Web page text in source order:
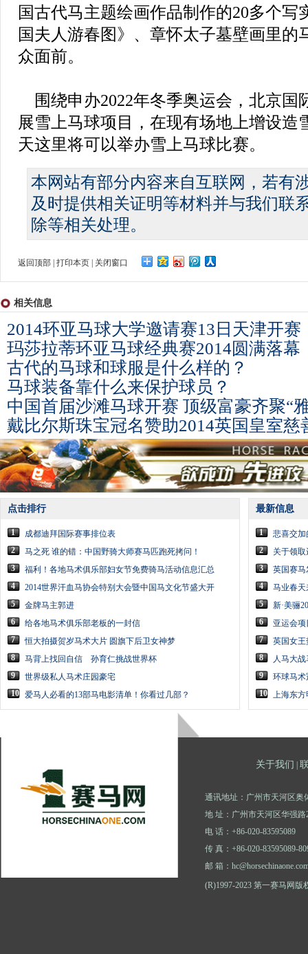
国古代马主题绘画作品制作的20多个写
国夫人游春图》、章怀太子墓壁画里的
众面前。
围绕申办2022年冬季奥运会，北京国
展雪上马球项目，在现有场地上增设造
天这里将可以举办雪上马球比赛。
本网站有部分内容来自互联网，若有
及时提供相关证明等材料并与我们联
除等相关处理。
返回顶部 打印本页 关闭窗口
相关信息
2014环亚马球大学邀请赛13日天津开赛
玛莎拉蒂环亚马球经典赛2014圆满落幕
古代的马球和球服是什么样的？
马球装备靠什么来保护球员？
中国首届沙滩马球开赛 顶级富豪齐聚“
戴比尔斯珠宝冠名赞助2014英国皇室慈
点击排行
1
成都迪拜国际赛事排位表
2
马之死 谁的错：中国野骑大师赛马匹跑死拷问！
3
福利！各地马术俱乐部妇女节免费骑马活动信息汇总
4
2014世界汗血马协会特别大会暨中国马文化节盛大开
5
金牌马主郭进
6
给各地马术俱乐部老板的一封信
7
恒大拍摄贺岁马术大片 圆旗下后卫女神梦
8
马背上找回自信 孙育仁挑战世界杯
9
世界级私人马术庄园豪宅
10 爱马人必看的13部马电影清单！你看过几部？
最新信息
1
悲喜交加
2
关于领
3
英国赛马
4
马业春
5
新·美骊
6
亚运会
7
英国女王
8
人马大
9
环球马术
10 上海东方
关于我们
通讯地址：广州市天河区奥
地 址：广州市天河区华强路
电 话：+86-020-83595089
传 真：+86-020-83595089-
邮 箱：
(R)1997-2023 第一赛马网版